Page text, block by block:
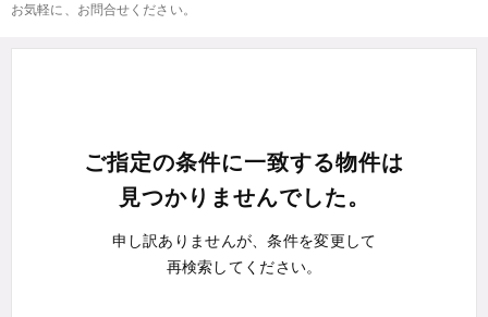
お気軽に、お問合せください。
ご指定の条件に一致する物件は
見つかりませんでした。
申し訳ありませんが、条件を変更して
再検索してください。